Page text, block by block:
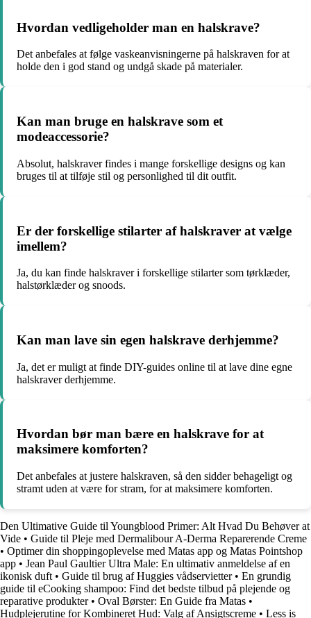
Hvordan vedligeholder man en halskrave?
Det anbefales at følge vaskeanvisningerne på halskraven for at
holde den i god stand og undgå skade på materialer.
Kan man bruge en halskrave som et
modeaccessorie?
Absolut, halskraver findes i mange forskellige designs og kan
bruges til at tilføje stil og personlighed til dit outfit.
Er der forskellige stilarter af halskraver at vælge
imellem?
Ja, du kan finde halskraver i forskellige stilarter som tørklæder,
halstørklæder og snoods.
Kan man lave sin egen halskrave derhjemme?
Ja, det er muligt at finde DIY-guides online til at lave dine egne
halskraver derhjemme.
Hvordan bør man bære en halskrave for at
maksimere komforten?
Det anbefales at justere halskraven, så den sidder behageligt og
stramt uden at være for stram, for at maksimere komforten.
Den Ultimative Guide til Youngblood Primer: Alt Hvad Du Behøver at
Vide • Guide til Pleje med Dermalibour A-Derma Reparerende Creme
• Optimer din shoppingoplevelse med Matas app og Matas Pointshop
app • Jean Paul Gaultier Ultra Male: En ultimativ anmeldelse af en
ikonisk duft • Guide til brug af Huggies vådservietter• En grundig
guide til eCooking shampoo: Find det bedste tilbud på plejende og
reparative produkter• Oval Børster: En Guide fra Matas •
Hudplejerutine for Kombineret Hud: Valg af Ansigtscreme • Less is